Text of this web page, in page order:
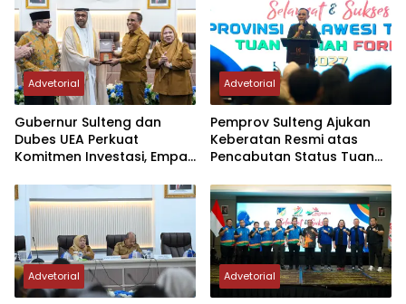
Advetorial
Gubernur Sulteng dan
Dubes UEA Perkuat
Komitmen Investasi, Empat
Advetorial
Pemprov Sulteng Ajukan
Keberatan Resmi atas
Pencabutan Status Tuan
2027
Advetorial Advetorial